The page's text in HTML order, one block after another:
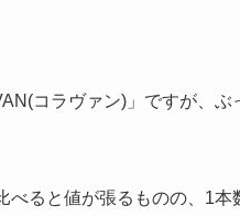
コラヴァン)」ですが、ぶ
べると値が張るものの、1本